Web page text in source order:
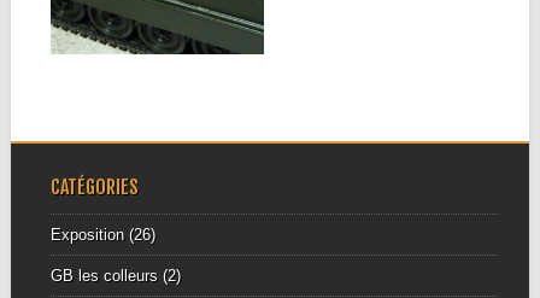
▶
CATÉGORIES
Exposition(26)
GB les colleurs(2)